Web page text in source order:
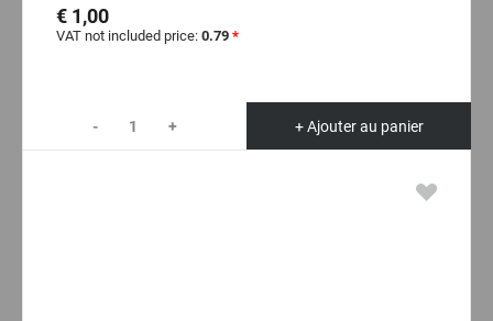
€ 1,00
VAT not included price: 0.79 *
- + + Ajouter au panier